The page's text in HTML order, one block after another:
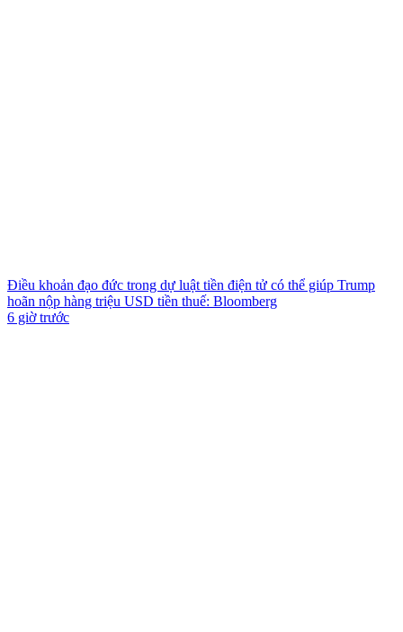
Điều khoản đạo đức trong dự luật tiền điện tử có thể giúp Trump
hoãn nộp hàng triệu USD tiền thuế: Bloomberg
6 giờ trước